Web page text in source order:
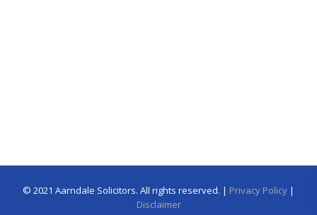
© 2021 Aarndale Solicitors. All rights reserved. | Privacy Policy |
Disclaimer